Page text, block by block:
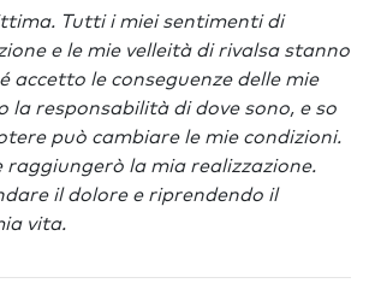
Tutti i miei sentimenti di
e le mie velleità di rivalsa stanno
accetto le conseguenze delle mie
la responsabilità di dove sono, e so
può cambiare le mie condizioni.
la mia realizzazione.
il dolore e riprendendo il
vita.